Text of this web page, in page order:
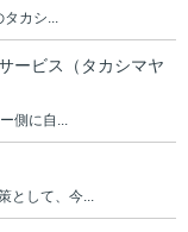
カシ...
ービス（タカシマヤ
側に自...
として、今...